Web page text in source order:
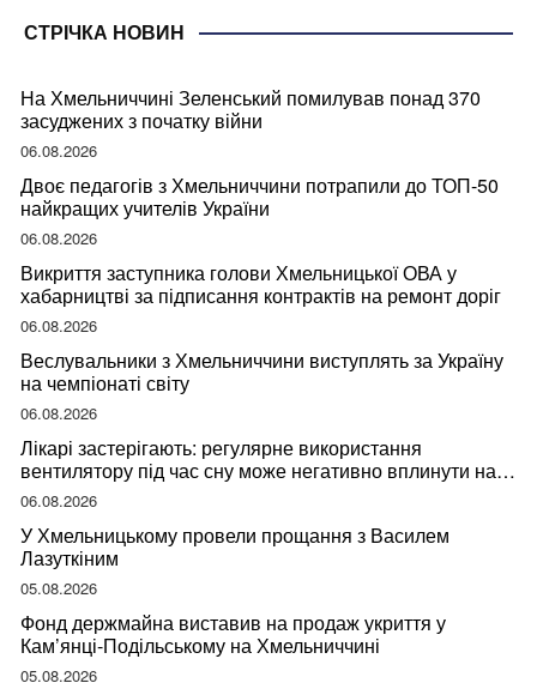
СТРІЧКА НОВИН
На Хмельниччині Зеленський помилував понад 370
засуджених з початку війни
06.08.2026
Двоє педагогів з Хмельниччини потрапили до ТОП-50
найкращих учителів України
06.08.2026
Викриття заступника голови Хмельницької ОВА у
хабарництві за підписання контрактів на ремонт доріг
06.08.2026
Веслувальники з Хмельниччини виступлять за Україну
на чемпіонаті світу
06.08.2026
Лікарі застерігають: регулярне використання
вентилятору під час сну може негативно вплинути на
ваше здоров’я
06.08.2026
У Хмельницькому провели прощання з Василем
Лазуткіним
05.08.2026
Фонд держмайна виставив на продаж укриття у
Кам’янці-Подільському на Хмельниччині
05.08.2026